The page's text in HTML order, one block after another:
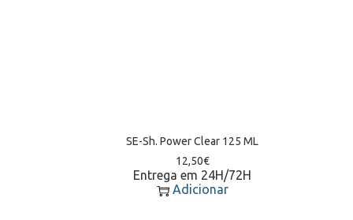
SE-Sh. Power Clear 125 ML
12,50€
Entrega em 24H/72H
Adicionar